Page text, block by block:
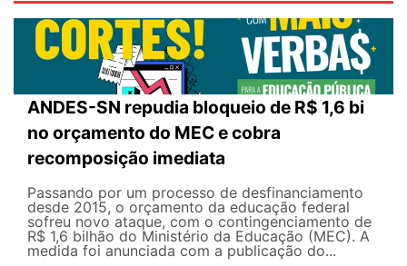
ANDES-SN repudia bloqueio de R$ 1,6 bi
no orçamento do MEC e cobra
recomposição imediata
Passando por um processo de desfinanciamento
desde 2015, o orçamento da educação federal
sofreu novo ataque, com o contingenciamento de
R$ 1,6 bilhão do Ministério da Educação (MEC). A
medida foi anunciada com a publicação do...